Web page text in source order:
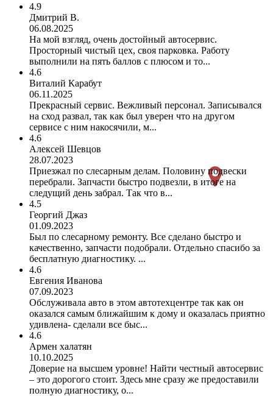
4.9
Дмитрий В.
06.08.2025
На мой взгляд, очень достойный автосервис.
Просторный чистый цех, своя парковка. Работу
выполнили на пять баллов с плюсом и то...
4.6
Виталий Карабут
06.11.2025
Прекрасный сервис. Вежливый персонал. Записывался
на сход развал, так как был уверен что на другом
сервисе с ним накосячили, м...
4.6
Алексей Шевцов
28.07.2023
Приезжал по слесарным делам. Половину подвески
перебрали. Запчасти быстро подвезли, в итоге на
следущий день забрал. Так что в...
4.5
Георгий Джаз
01.09.2023
Был по слесарному ремонту. Все сделано быстро и
качественно, запчасти подобрали. Отдельно спасибо за
бесплатную диагностику. ...
4.6
Евгения Иванова
07.09.2023
Обслуживала авто в этом автотехцентре так как он
оказался самым ближайшим к дому и оказалась приятно
удивлена- сделали все быс...
4.6
Армен халатян
10.10.2025
Доверие на высшем уровне! Найти честный автосервис
– это дорогого стоит. Здесь мне сразу же предоставили
полную диагностику, о...